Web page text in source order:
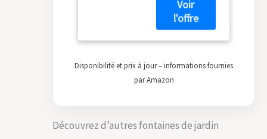
acier Complet
avec robinet et
tuyau
Disponibilité et prix à jour – informations fournies
par Amazon
Découvrez d’autres fontaines de jardin